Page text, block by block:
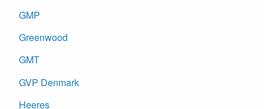
GMP
Greenwood
GMT
GVP Denmark
Heeres